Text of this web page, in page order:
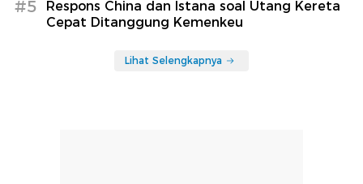
#5
Respons China dan Istana soal Utang Kereta
Cepat Ditanggung Kemenkeu
Lihat Selengkapnya